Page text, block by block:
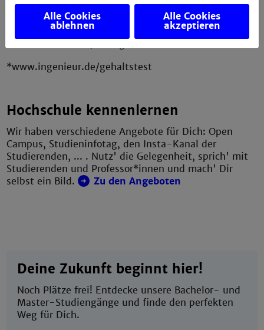
Berufseinsteigende verdienen im ersten Job
durchschnittlich 51.600 EUR. Ingenieurinnen und
Ingenieure mit Berufserfahrung liegen 2022 im
*www.ingenieur.de/gehaltstest
Hochschule kennenlernen
Wir haben verschiedene Angebote für Dich: Open
Campus, Studieninfotag, den Insta-Kanal der
Studierenden, ... . Nutz' die Gelegenheit, sprich' mit
Studierenden und Professor*innen und mach' Dir
selbst ein Bild.
Zu den Angeboten
Deine Zukunft beginnt hier!
Noch Plätze frei! Entdecke unsere Bachelor- und
Master-Studiengänge und finde den perfekten
Weg für Dich.
Alle Cookies
ablehnen
Alle Cookies
akzeptieren